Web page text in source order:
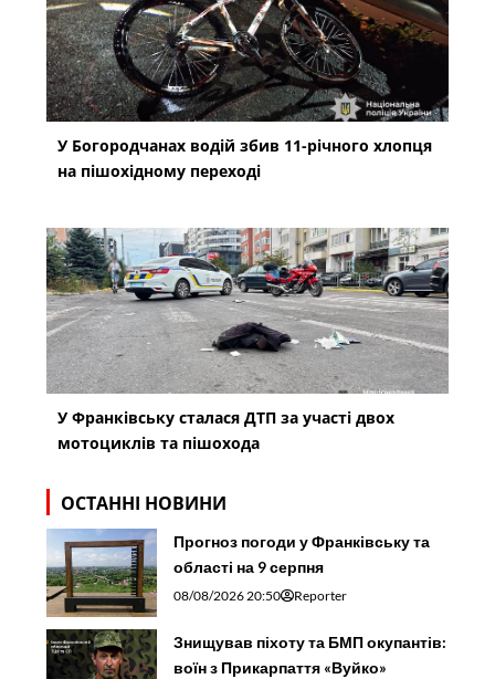
У Богородчанах водій збив 11-річного хлопця
на пішохідному переході
У Франківську сталася ДТП за участі двох
мотоциклів та пішохода
ОСТАННІ НОВИНИ
Прогноз погоди у Франківську та
області на 9 серпня
08/08/2026 20:50 Reporter
Знищував піхоту та БМП окупантів:
воїн з Прикарпаття «Вуйко»